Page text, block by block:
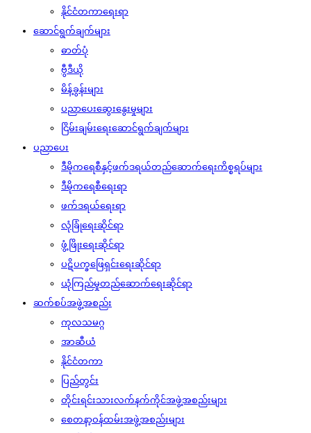
နိုင်ငံတကာရေးရာ
ဆောင်ရွက်ချက်များ
ဓာတ်ပုံ
ဗွီဒီယို
မိန့်ခွန်းများ
ပညာပေးဆွေးနွေးမှုများ
ငြိမ်းချမ်းရေးဆောင်ရွက်ချက်များ
ပညာပေး
ဒီမိုကရေစီနှင့်ဖက်ဒရယ်တည်ဆောက်‌ရေးကိစ္စရပ်များ
ဒီမိုကရေစီရေးရာ
ဖက်ဒရယ်ရေးရာ
လုံခြုံရေးဆိုင်ရာ
ဖွံ့ဖြိုးရေးဆိုင်ရာ
ပဋိပက္ခဖြေရှင်းရေးဆိုင်ရာ
ယုံကြည်မှုတည်ဆောက်ရေးဆိုင်ရာ
ဆက်စပ်အဖွဲ့အစည်း
ကုလသမဂ္ဂ
အာဆီယံ
နိုင်ငံတကာ
ပြည်တွင်း
တိုင်းရင်းသားလက်နက်ကိုင်အဖွဲ့အစည်းများ
စေတနာ့ဝန်ထမ်းအဖွဲ့အစည်းများ